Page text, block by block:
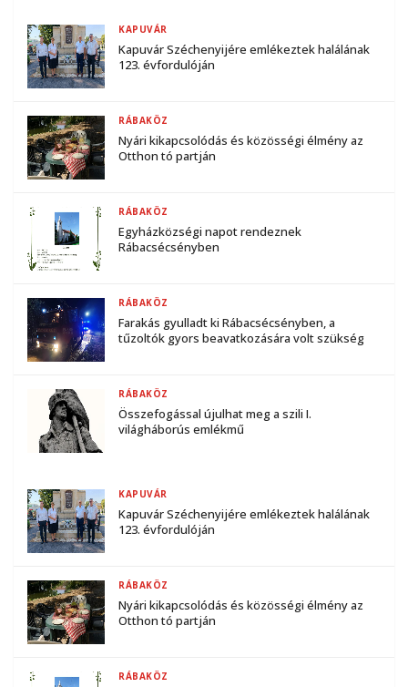
Kapuvár Széchenyijére emlékeztek halálának
123. évfordulóján
KAPUVÁR
Nyári kikapcsolódás és közösségi élmény az
Otthon tó partján
RÁBAKÖZ
Egyházközségi napot rendeznek
Rábacsécsényben
RÁBAKÖZ
Farakás gyulladt ki Rábacsécsényben, a
tűzoltók gyors beavatkozására volt szükség
RÁBAKÖZ
Összefogással újulhat meg a szili I.
világháborús emlékmű
RÁBAKÖZ
Kapuvár Széchenyijére emlékeztek halálának
123. évfordulóján
KAPUVÁR
Nyári kikapcsolódás és közösségi élmény az
Otthon tó partján
RÁBAKÖZ
RÁBAKÖZ